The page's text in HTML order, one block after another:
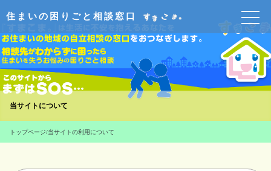
住まいの困りごと相談窓口
当サイトについて
トップページ/当サイトの利用について